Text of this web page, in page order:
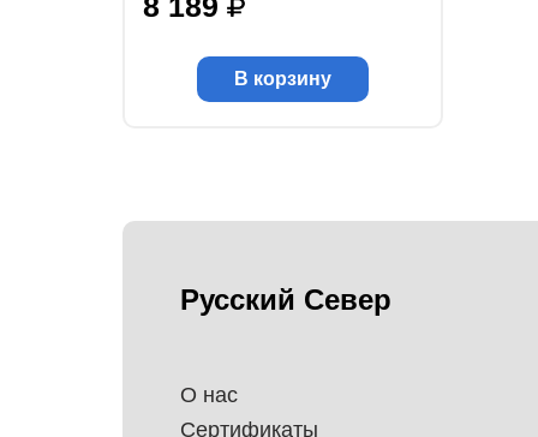
В корзину
Русский Север
О нас
Сертификаты